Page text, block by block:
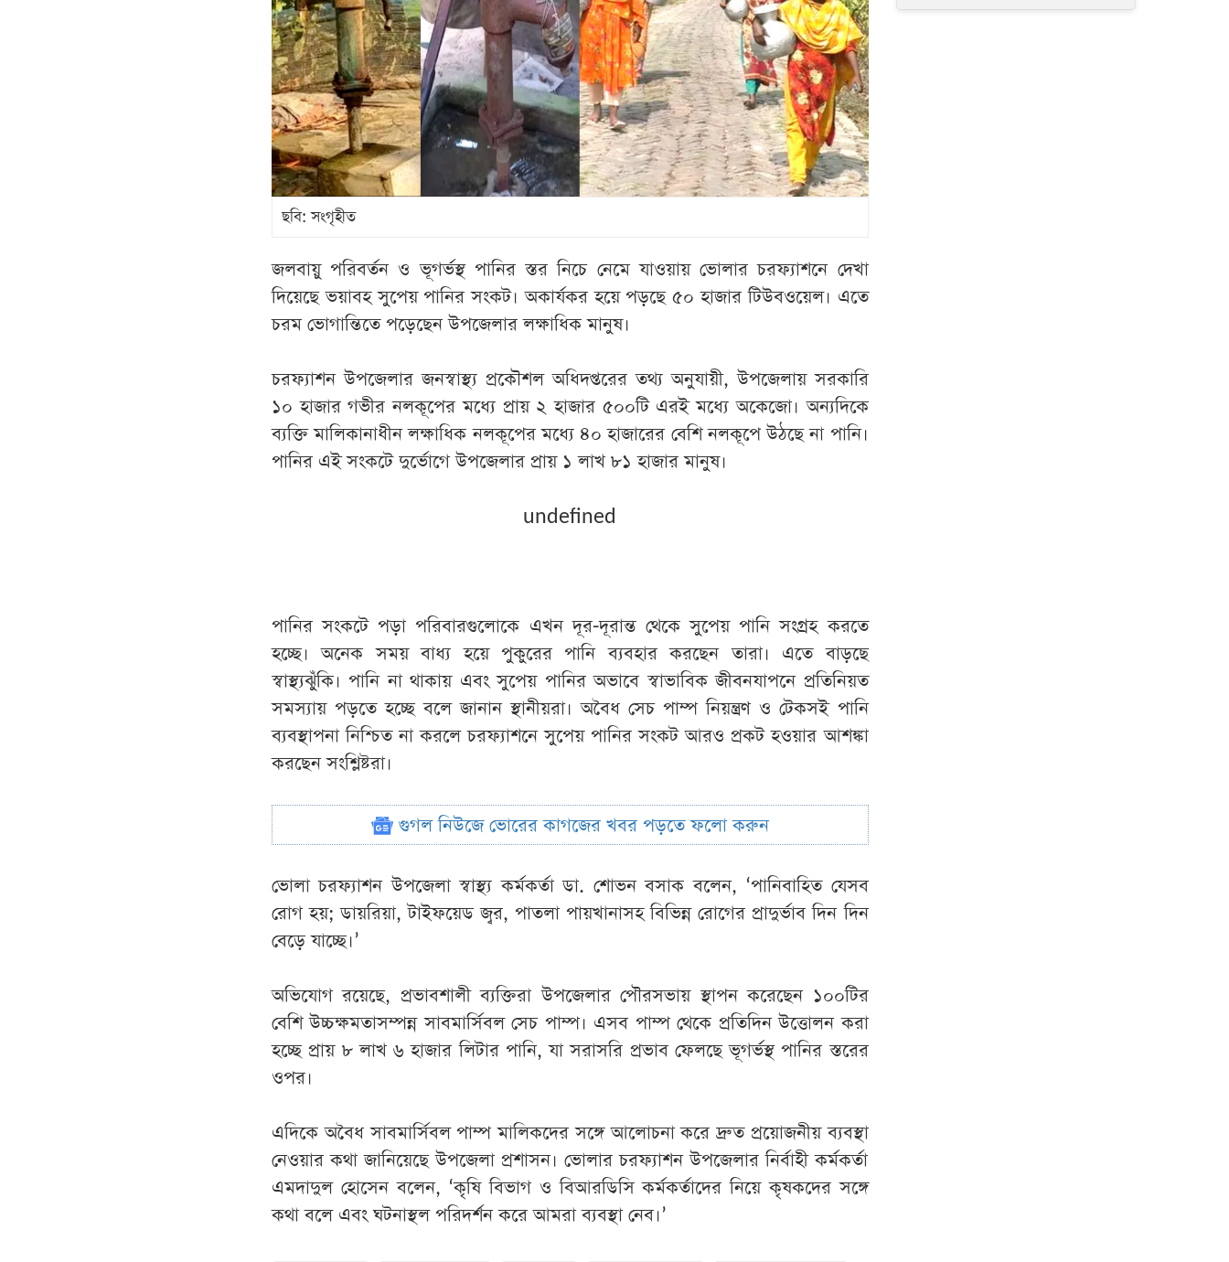
ছবি: সংগৃহীত
জলবায়ু পরিবর্তন ও ভূগর্ভস্থ পানির স্তর নিচে নেমে যাওয়ায় ভোলার চরফ্যাশনে দেখা
দিয়েছে ভয়াবহ সুপেয় পানির সংকট। অকার্যকর হয়ে পড়ছে ৫০ হাজার টিউবওয়েল। এতে
চরম ভোগান্তিতে পড়েছেন উপজেলার লক্ষাধিক মানুষ।
চরফ্যাশন উপজেলার জনস্বাস্থ্য প্রকৌশল অধিদপ্তরের তথ্য অনুযায়ী, উপজেলায় সরকারি
১০ হাজার গভীর নলকূপের মধ্যে প্রায় ২ হাজার ৫০০টি এরই মধ্যে অকেজো। অন্যদিকে
ব্যক্তি মালিকানাধীন লক্ষাধিক নলকূপের মধ্যে ৪০ হাজারের বেশি নলকূপে উঠছে না পানি।
পানির এই সংকটে দুর্ভোগে উপজেলার প্রায় ১ লাখ ৮১ হাজার মানুষ।
undefined
পানির সংকটে পড়া পরিবারগুলোকে এখন দূর-দূরান্ত থেকে সুপেয় পানি সংগ্রহ করতে
হচ্ছে। অনেক সময় বাধ্য হয়ে পুকুরের পানি ব্যবহার করছেন তারা। এতে বাড়ছে
স্বাস্থ্যঝুঁকি। পানি না থাকায় এবং সুপেয় পানির অভাবে স্বাভাবিক জীবনযাপনে প্রতিনিয়ত
সমস্যায় পড়তে হচ্ছে বলে জানান স্থানীয়রা। অবৈধ সেচ পাম্প নিয়ন্ত্রণ ও টেকসই পানি
ব্যবস্থাপনা নিশ্চিত না করলে চরফ্যাশনে সুপেয় পানির সংকট আরও প্রকট হওয়ার আশঙ্কা
করছেন সংশ্লিষ্টরা।
গুগল নিউজে ভোরের কাগজের খবর পড়তে ফলো করুন
ভোলা চরফ্যাশন উপজেলা স্বাস্থ্য কর্মকর্তা ডা. শোভন বসাক বলেন, ‘পানিবাহিত যেসব
রোগ হয়; ডায়রিয়া, টাইফয়েড জ্বর, পাতলা পায়খানাসহ বিভিন্ন রোগের প্রাদুর্ভাব দিন দিন
বেড়ে যাচ্ছে।’
অভিযোগ রয়েছে, প্রভাবশালী ব্যক্তিরা উপজেলার পৌরসভায় স্থাপন করেছেন ১০০টির
বেশি উচ্চক্ষমতাসম্পন্ন সাবমার্সিবল সেচ পাম্প। এসব পাম্প থেকে প্রতিদিন উত্তোলন করা
হচ্ছে প্রায় ৮ লাখ ৬ হাজার লিটার পানি, যা সরাসরি প্রভাব ফেলছে ভূগর্ভস্থ পানির স্তরের
ওপর।
এদিকে অবৈধ সাবমার্সিবল পাম্প মালিকদের সঙ্গে আলোচনা করে দ্রুত প্রয়োজনীয় ব্যবস্থা
নেওয়ার কথা জানিয়েছে উপজেলা প্রশাসন। ভোলার চরফ্যাশন উপজেলার নির্বাহী কর্মকর্তা
এমদাদুল হোসেন বলেন, ‘কৃষি বিভাগ ও বিআরডিসি কর্মকর্তাদের নিয়ে কৃষকদের সঙ্গে
কথা বলে এবং ঘটনাস্থল পরিদর্শন করে আমরা ব্যবস্থা নেব।’